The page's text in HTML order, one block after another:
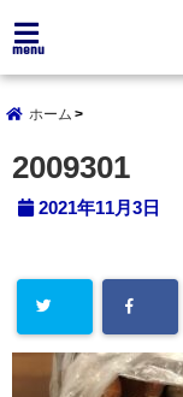
menu
ホーム
2009301
2021年11月3日